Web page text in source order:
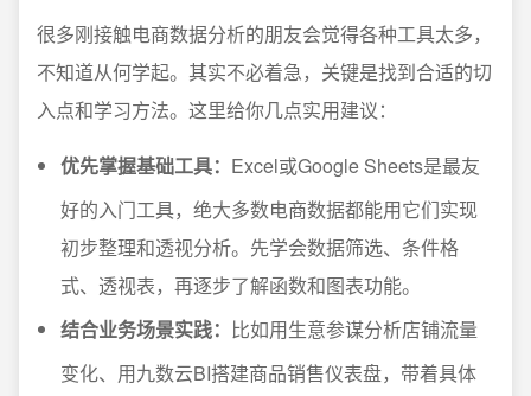
很多刚接触电商数据分析的朋友会觉得各种工具太多，
不知道从何学起。其实不必着急，关键是找到合适的切
入点和学习方法。这里给你几点实用建议：
优先掌握基础工具： Excel或Google Sheets是最友
好的入门工具，绝大多数电商数据都能用它们实现
初步整理和透视分析。先学会数据筛选、条件格
式、透视表，再逐步了解函数和图表功能。
结合业务场景实践： 比如用生意参谋分析店铺流量
变化、用九数云BI搭建商品销售仪表盘，带着具体